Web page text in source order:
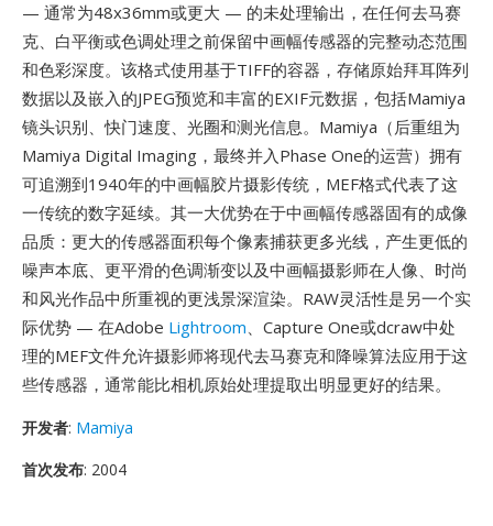
— 通常为48x36mm或更大 — 的未处理输出，在任何去马赛
克、白平衡或色调处理之前保留中画幅传感器的完整动态范围
和色彩深度。该格式使用基于TIFF的容器，存储原始拜耳阵列
数据以及嵌入的JPEG预览和丰富的EXIF元数据，包括Mamiya
镜头识别、快门速度、光圈和测光信息。Mamiya（后重组为
Mamiya Digital Imaging，最终并入Phase One的运营）拥有
可追溯到1940年的中画幅胶片摄影传统，MEF格式代表了这
一传统的数字延续。其一大优势在于中画幅传感器固有的成像
品质：更大的传感器面积每个像素捕获更多光线，产生更低的
噪声本底、更平滑的色调渐变以及中画幅摄影师在人像、时尚
和风光作品中所重视的更浅景深渲染。RAW灵活性是另一个实
际优势 — 在Adobe Lightroom、Capture One或dcraw中处
理的MEF文件允许摄影师将现代去马赛克和降噪算法应用于这
些传感器，通常能比相机原始处理提取出明显更好的结果。
开发者: Mamiya
首次发布: 2004